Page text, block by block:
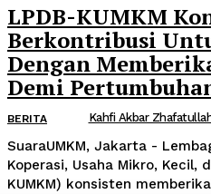
LPDB-KUMKM
Berkontribusi
Dengan
Demi
BERITA Kahfi Akbar
SuaraUMKM, Jakarta -
Koperasi, Usaha Mikro, Kecil,
KUMKM) konsisten